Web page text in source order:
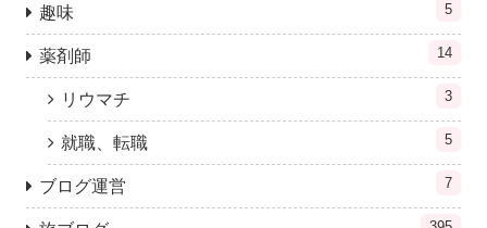
趣味 5
薬剤師 14
リウマチ 3
就職、転職 5
ブログ運営 7